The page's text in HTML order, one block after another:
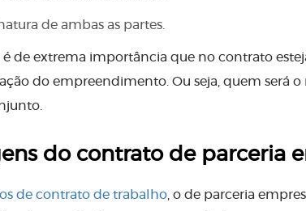
de ambas as partes.
é de extrema importância que no contrato
do empreendimento. Ou seja, quem será o
do contrato de parceria
de contrato de trabalho , o de parceria